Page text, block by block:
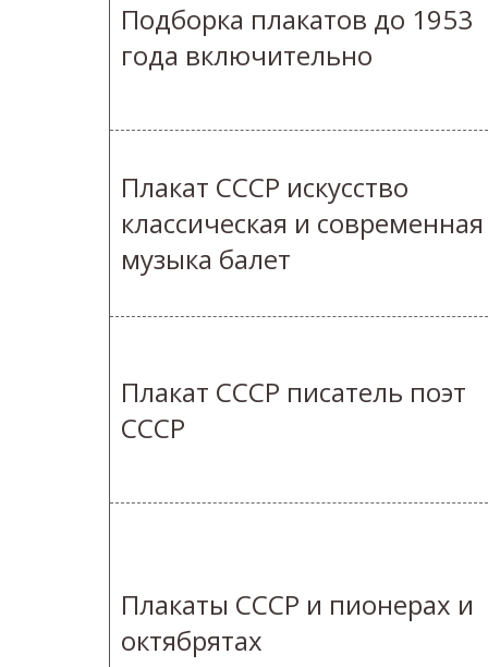
Подборка плакатов до 1953
года включительно
Плакат СССР искусство
классическая и современная
музыка балет
Плакат СССР писатель поэт
СССР
Плакаты СССР и пионерах и
октябрятах